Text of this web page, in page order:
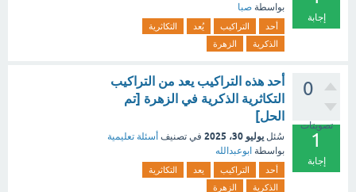
إجابة
بواسطة صبا
أحد التراكيب يُعد
التكاثرية
الذكرية
الزهرة
0
تصويتات
1
إجابة
أحد هذه التراكيب يعد من التراكيب
التكاثرية الذكرية في الزهرة [تم
الحل]
سُئل يوليو 30، 2025 في تصنيف أسئلة تعليمية
بواسطة ابوعبدالله
أحد التراكيب يعد
التكاثرية
الذكرية
الزهرة